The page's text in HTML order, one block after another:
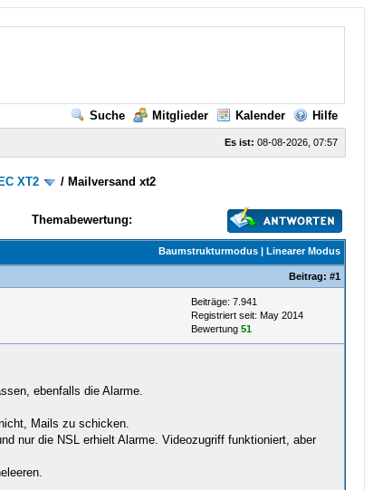
Suche Mitglieder Kalender Hilfe
Es ist: 08-08-2026, 07:57
XT2 / Mailversand xt2
Themabewertung:
Baumstrukturmodus| Linearer Modus
Beitrag: #1
Beiträge: 7.941
Registriert seit: May 2014
Bewertung 51
ebenfalls die Alarme.
Mails zu schicken.
nur die NSL erhielt Alarme. Videozugriff funktioniert, aber